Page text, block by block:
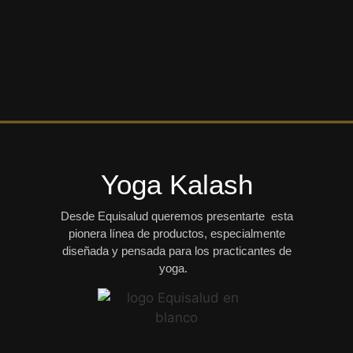
Yoga Kalash
Desde Equisalud queremos presentarte esta
pionera línea de productos, especialmente
diseñada y pensada para los practicantes de
yoga.